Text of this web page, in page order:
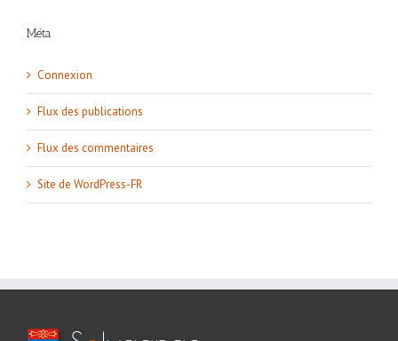
Méta
Connexion
Flux des publications
Flux des commentaires
Site de WordPress-FR